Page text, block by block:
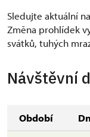
Sledujte aktuální
Změna prohlídek
svátků, tuhých
Návštěvní
Období